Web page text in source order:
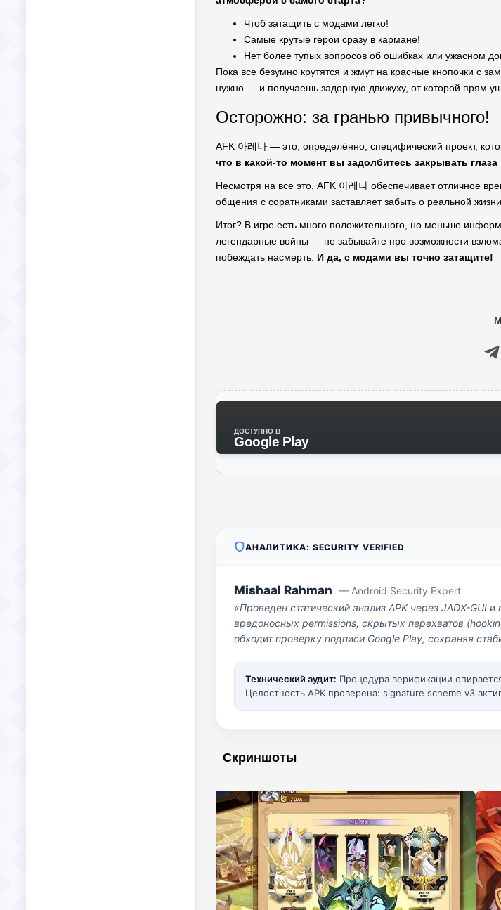
Чтоб затащить с модами легко!
Самые крутые герои сразу в кармане!
Нет более тупых вопросов об ошибках или ужасном
Пока все безумно крутятся и жмут на красные кнопочки с
нужно — и получаешь задорную движуху, от которой прям
Осторожно: за гранью привычного!
AFK 아레나 — это, определённо, специфический проект,
что в какой-то момент вы задолбитесь закрывать
Несмотря на все это, AFK 아레나 обеспечивает отличное
общения с соратниками заставляет забыть о реальной
Итог? В игре есть много положительного, но меньше
легендарные войны — не забывайте про возможности
побеждать насмерть. И да, с модами вы точно затащите!
ДОСТУПНО В
Google Play
АНАЛИТИКА: SECURITY VERIFIED
Mishaal Rahman — Android Security Expert
«Проведен статический анализ APK через JADX-
вредоносных permissions, скрытых перехватов
обходит проверку подписи Google Play, сохраняя
Технический аудит: Процедура верификации
Целостность APK проверена: signature scheme v3
Скриншоты